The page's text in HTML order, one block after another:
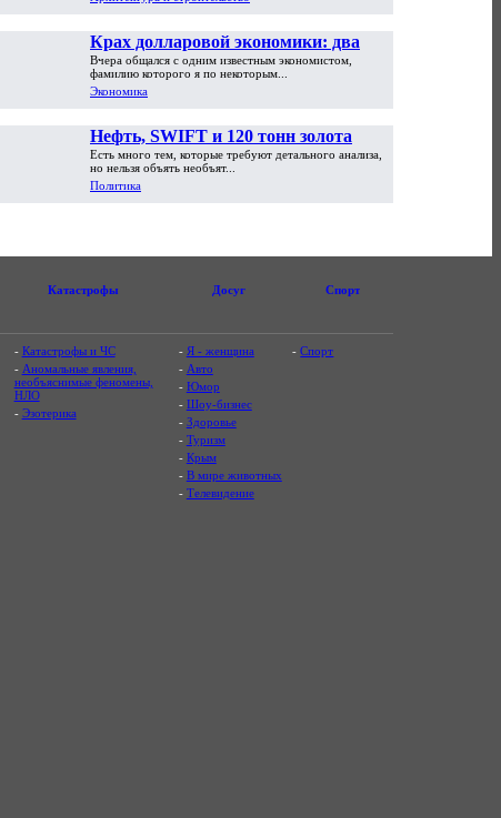
Крах долларовой экономики: два
пути обрушения
Вчера общался с одним известным экономистом,
фамилию которого я по некоторым...
Экономика
Нефть, SWIFT и 120 тонн золота
Есть много тем, которые требуют детального анализа,
но нельзя объять необъят...
Политика
Катастрофы Досуг Спорт
- Катастрофы и ЧС
- Аномальные явления,
необъяснимые феномены,
НЛО
- Эзотерика
- Я - женщина
- Авто
- Юмор
- Шоу-бизнес
- Здоровье
- Туризм
- Крым
- В мире животных
- Телевидение
-Спорт